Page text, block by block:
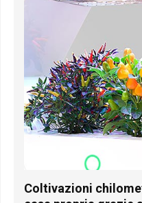
Coltivazioni